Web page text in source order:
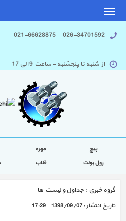
026-34701592 021-66628875
از شنبه تا پنجشنبه - ساعت 9 الی 17
پیچ مهره
رول بولت
قلاب
گروه خبري : جداول و لیست ها
تاريخ انتشار : 1398/09/07 - 17:29